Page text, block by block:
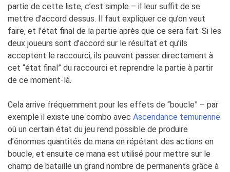
partie de cette liste, c’est simple – il leur suffit de se
mettre d’accord dessus. Il faut expliquer ce qu’on veut
faire, et l’état final de la partie après que ce sera fait. Si les
deux joueurs sont d’accord sur le résultat et qu’ils
acceptent le raccourci, ils peuvent passer directement à
cet “état final” du raccourci et reprendre la partie à partir
de ce moment-là.
Cela arrive fréquemment pour les effets de “boucle” – par
exemple il existe une combo avec Ascendance temurienne
où un certain état du jeu rend possible de produire
d’énormes quantités de mana en répétant des actions en
boucle, et ensuite ce mana est utilisé pour mettre sur le
champ de bataille un grand nombre de permanents grâce à